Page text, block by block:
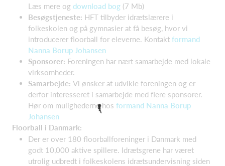
Læs mere og download bog (7 Mb)
Besøgstjeneste: HFT tilbyder idrætslærere i
folkeskolen og på gymnasier at få besøg, hvor vi
introducerer floorball for eleverne. Kontakt formand
Nanna Borup Johansen
Sponsorer: Foreningen har nært samarbejde med lokale
virksomheder.
Samarbejde: Vi ønsker at udvikle foreningen og er
derfor interesseret i samarbejde med flere sponsorer.
Hør om mulighederne hos formand Nanna Borup
Johansen
Floorball i Danmark:
Der er over 180 floorballforeninger i Danmark med
godt 10,000 aktive spillere. Idrætsgrene har været
utrolig udbredt i folkeskolens idrætsundervisning siden